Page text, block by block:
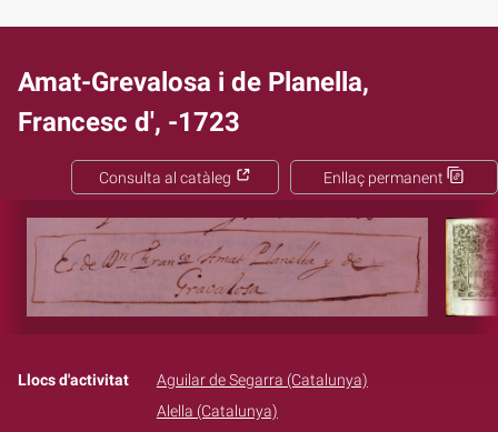
Amat-Grevalosa i de Planella,
Francesc d', -1723
Enllaç permanent
Consulta al catàleg
Llocs d'activitat
Aguilar de Segarra (Catalunya)
Alella (Catalunya)